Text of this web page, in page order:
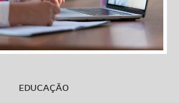
EDUCAÇÃO